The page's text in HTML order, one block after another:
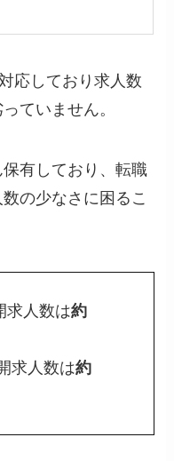
応しており求人数
ていません。
有しており、転職
の少なさに困るこ
求人数は約
求人数は約